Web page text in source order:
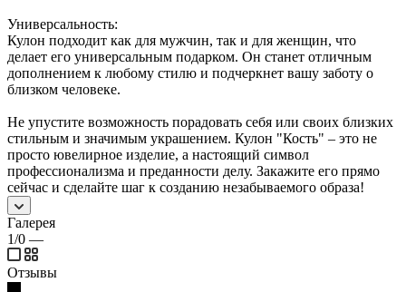
Универсальность:
Кулон подходит как для мужчин, так и для женщин, что
делает его универсальным подарком. Он станет отличным
дополнением к любому стилю и подчеркнет вашу заботу о
близком человеке.
Не упустите возможность порадовать себя или своих близких
стильным и значимым украшением. Кулон "Кость" – это не
просто ювелирное изделие, а настоящий символ
профессионализма и преданности делу. Закажите его прямо
сейчас и сделайте шаг к созданию незабываемого образа!
Галерея
1/0 —
Отзывы